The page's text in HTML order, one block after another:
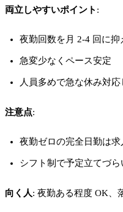
両立しやすいポイント :
夜勤回数を月 2-4 回に
急変少なくペース安定
人員多めで急な休み対応
注意点:
夜勤ゼロの完全日勤は求
シフト制で予定立てづら
向く人: 夜勤ある程度 OK、